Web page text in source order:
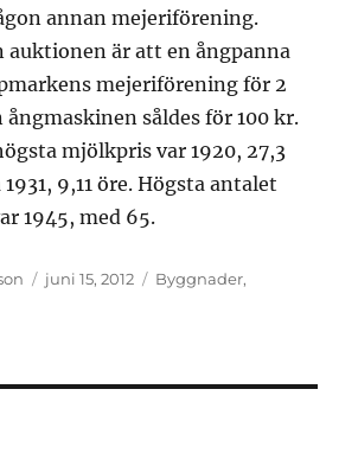
annan mejeriförening.
auktionen är att en ångpanna
mejeriförening för 2
ångmaskinen såldes för 100 kr.
mjölkpris var 1920, 27,3
9,11 öre. Högsta antalet
1945, med 65.
Publicerat
juni 15, 2012 Kategorier
Byggnader,